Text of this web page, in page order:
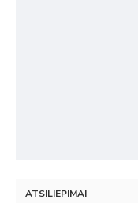
ATSILIEPIMAI